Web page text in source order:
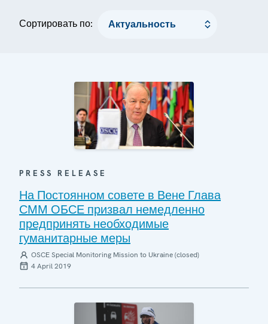
Сортировать по:
PRESS RELEASE
На Постоянном совете в Вене Глава
СММ ОБСЕ призвал немедленно
предпринять необходимые
гуманитарные меры
OSCE Special Monitoring Mission to Ukraine (closed)
4 April 2019